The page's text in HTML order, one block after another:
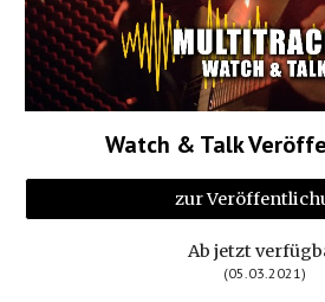
Watch & Talk
zur
Ab jetzt
(05.03.2021)